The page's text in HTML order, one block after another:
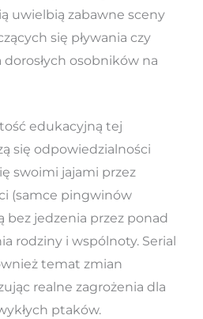
uwielbią zabawne sceny
się pływania czy
osobników na
edukacyjną tej
się odpowiedzialności
swoimi jajami przez
(samce pingwinów
bez jedzenia przez ponad
rodziny i wspólnoty. Serial
temat zmian
realne zagrożenia dla
ptaków.